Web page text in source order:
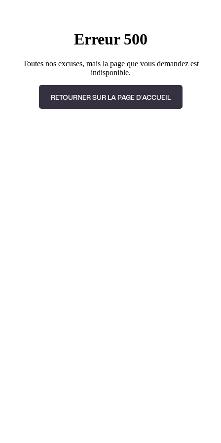
Erreur 500
Toutes nos excuses, mais la page que vous demandez est
indisponible.
RETOURNER SUR LA PAGE D'ACCUEIL